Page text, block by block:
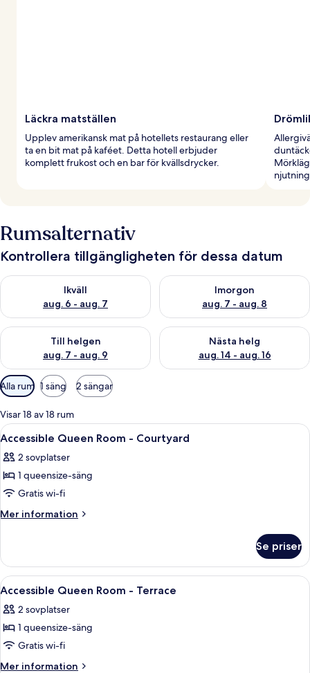
Läckra matställen
Upplev amerikansk mat på hotellets restaurang eller
ta en bit mat på kaféet. Detta hotell erbjuder
komplett frukost och en bar för kvällsdrycker.
Rumsalternativ
Kontrollera tillgängligheten för dessa datum
Ikväll
aug. 6 - aug. 7
Kontrollera tillgängligheten för ikväll aug. 6 - aug. 7
Imorgon
aug. 7 - aug. 8
Kontrollera tillgängligheten
Till helgen
aug. 7 - aug. 9
Kontrollera tillgängligheten för den här helgen aug. 7 - aug. 9
Nästa helg
aug. 14 - aug. 16
Kontrollera tillgängligheten
Tillgängliga
filter
för
rum
Alla rum 1 säng 2 sängar
Visar 18 av 18 rum
Öppna
alla
foton
för
Accessible
Queen
Courtyard
Ett hotellrum med en stor säng, ett
11
Accessible Queen Room - Courtyard
2 sovplatser
1 queensize-säng
Gratis wi-fi
Mer information
Mer
Queen
Room
-
Se priser
Öppna
alla
foton
för
Accessible
Queen
Ett hotellrum med en stor säng, ett
12
Accessible Queen Room - Terrace
2 sovplatser
1 queensize-säng
Gratis wi-fi
Mer information
Mer